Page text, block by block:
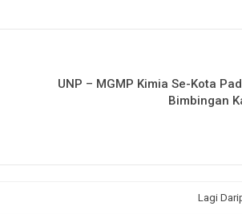
UNP – MGMP Kimia Se-Kota
Bimbingan
Lagi